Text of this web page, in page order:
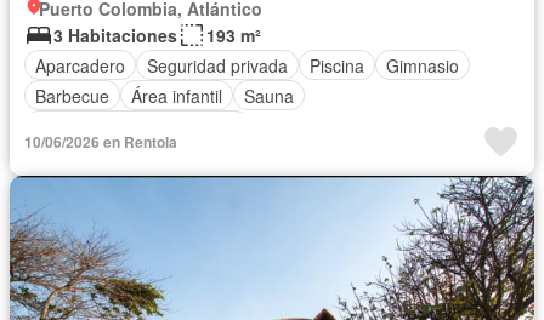
Puerto Colombia, Atlántico
3 Habitaciones
193 m²
Aparcadero
Seguridad privada Piscina
Gimnasio
Barbecue
Área infantil
Sauna
10/06/2026 en Rentola